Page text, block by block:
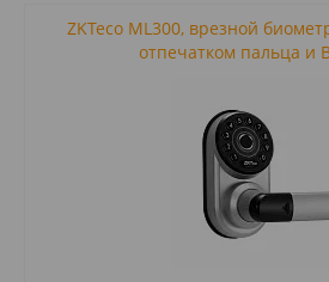
ZKTeco ML300, врезной
отпечатком пальца и